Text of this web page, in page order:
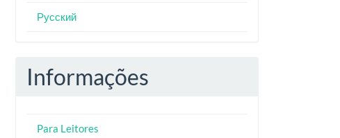
Русский
Informações
Para Leitores